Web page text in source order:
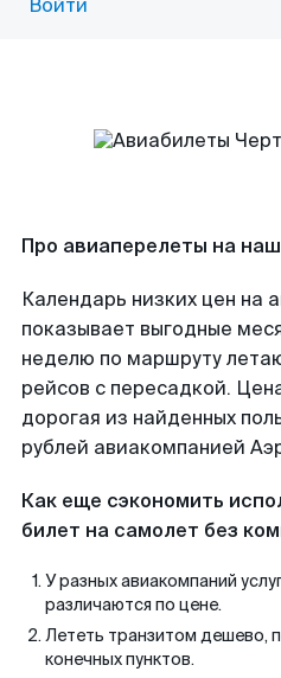
Войти
Про авиаперелеты на
Календарь низких цен на
показывает выгодные
неделю по маршруту
рейсов с пересадкой.
дорогая из найденных
рублей авиакомпанией
Как еще сэкономить
билет на самолет без
У разных авиакомпаний
различаются по цене.
Лететь транзитом дешево,
конечных пунктов.